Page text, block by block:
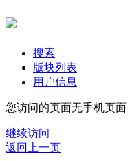
搜索
版块列表
用户信息
您访问的页面无手机页面
继续访问
返回上一页